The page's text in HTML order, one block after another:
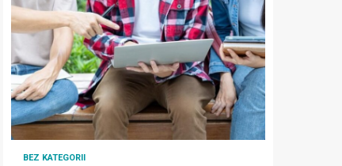
BEZ KATEGORII